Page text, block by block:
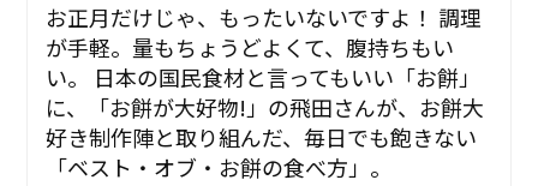
お正月だけじゃ、もったいないですよ！ 調理
が手軽。量もちょうどよくて、腹持ちもい
い。 日本の国民食材と言ってもいい「お餅」
に、「お餅が大好物!」の飛田さんが、お餅大
好き制作陣と取り組んだ、毎日でも飽きない
「ベスト・オブ・お餅の食べ方」。